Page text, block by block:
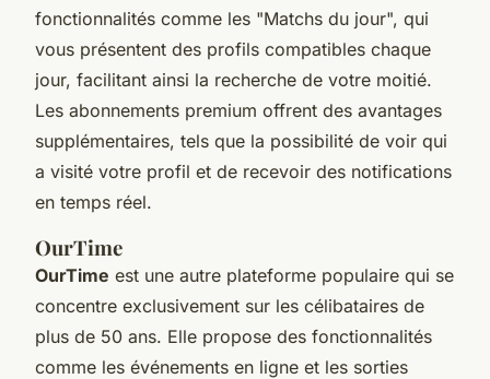
fonctionnalités comme les "Matchs du jour", qui
vous présentent des profils compatibles chaque
jour, facilitant ainsi la recherche de votre moitié.
Les abonnements premium offrent des avantages
supplémentaires, tels que la possibilité de voir qui
a visité votre profil et de recevoir des notifications
en temps réel.
OurTime
OurTime est une autre plateforme populaire qui se
concentre exclusivement sur les célibataires de
plus de 50 ans. Elle propose des fonctionnalités
comme les événements en ligne et les sorties